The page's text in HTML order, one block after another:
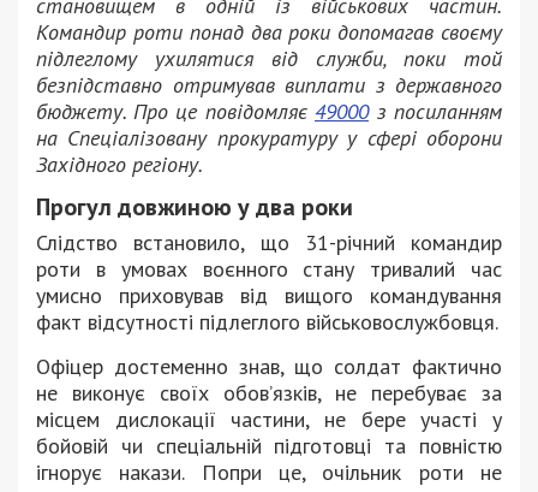
становищем в одній із військових частин.
Командир роти понад два роки допомагав своєму
підлеглому ухилятися від служби, поки той
безпідставно отримував виплати з державного
бюджету. Про це повідомляє 49000з посиланням
на Спеціалізовану прокуратуру у сфері оборони
Західного регіону.
Прогул довжиною у два роки
Слідство встановило, що 31-річний командир
роти в умовах воєнного стану тривалий час
умисно приховував від вищого командування
факт відсутності підлеглого військовослужбовця.
Офіцер достеменно знав, що солдат фактично
не виконує своїх обов’язків, не перебуває за
місцем дислокації частини, не бере участі у
бойовій чи спеціальній підготовці та повністю
ігнорує накази. Попри це, очільник роти не